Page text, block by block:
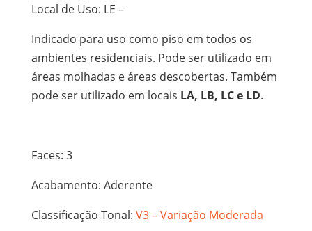
Local de Uso: LE –
Indicado para uso como piso em todos os
ambientes residenciais. Pode ser utilizado em
áreas molhadas e áreas descobertas. Também
pode ser utilizado em locais LA, LB, LC e LD.
Faces: 3
Acabamento: Aderente
Classificação Tonal: V3 – Variação Moderada